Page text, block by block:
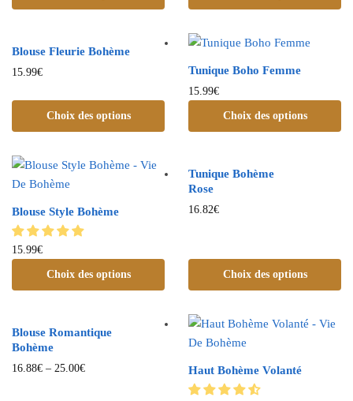
Blouse Fleurie Bohème
15.99€
Choix des options
Tunique Boho Femme
15.99€
Choix des options
Blouse Style Bohème
15.99€
Choix des options
Tunique Bohème
Rose
16.82€
Choix des options
Blouse Romantique
Bohème
16.88€ – 25.00€ Haut Bohème Volanté